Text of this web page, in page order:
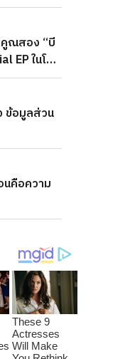
คูณสอง “บี
EP ในโรง
ข้อมูลส่วน
คือความ